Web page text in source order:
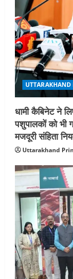
4
5
UTTARAKHAND
धामी कैबिनेट ने
पशुपालकों को भी
मजदूरी संहिता
Uttarakhand